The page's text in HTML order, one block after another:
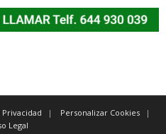
Personalizar Cookies
Legal